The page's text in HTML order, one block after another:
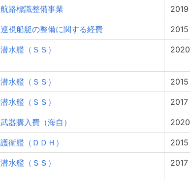
航路標識整備事業 2019
巡視船艇の整備に関する経費 2015
潜水艦（ＳＳ） 2020
潜水艦（ＳＳ） 2015
潜水艦（ＳＳ） 2017
武器購入費（海自） 2020
護衛艦（ＤＤＨ） 2015
潜水艦（ＳＳ） 2017